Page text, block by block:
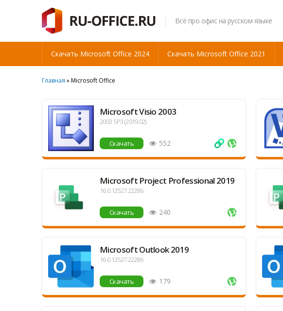
Всё про офис на русском языке
Скачать Microsoft Office 2024 Скачать Microsoft Office 2021
Главная » Microsoft Office
Microsoft Visio 2003
2003 SP3 (2019.02)
Скачать 552
Microsoft Project Professional 2019
16.0.12527.22286
Скачать 240
Microsoft Outlook 2019
16.0.12527.22286
Скачать 179